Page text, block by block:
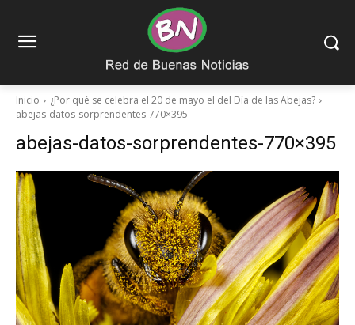
Inicio
¿Por qué se celebra el 20 de mayo el del Día de las Abejas?
abejas-datos-sorprendentes-770×395
abejas-datos-sorprendentes-770×395